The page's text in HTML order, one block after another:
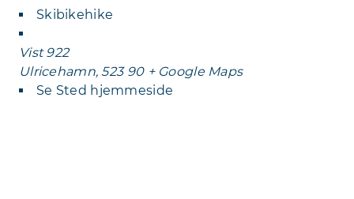
Skibikehike
Vist 922
Ulricehamn, 523 90 + Google Maps
Se Sted hjemmeside